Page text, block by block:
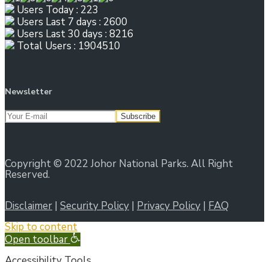
Users Today : 223
Users Last 7 days : 2600
Users Last 30 days : 8216
Total Users : 1904510
Newsletter
Copyright © 2022 Johor National Parks. All Right
Reserved.
Disclaimer | Security Policy | Privacy Policy | FAQ
Skip to content
Open toolbar